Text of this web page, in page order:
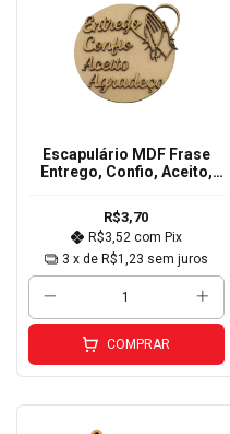
Escapulário MDF Frase
Entrego, Confio, Aceito,
R$3,70
R$3,52 com Pix
3 x de R$1,23 sem juros
COMPRAR